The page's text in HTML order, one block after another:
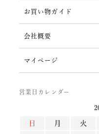
お買い物ガイド
会社概要
マイページ
営業日カレンダー